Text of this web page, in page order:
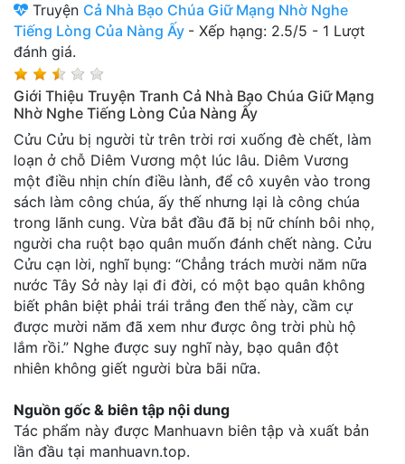
Trọng sinh
Tu Tiên
Xuyên Không
Tin
Tức
Tải
App
Truyện Cả Nhà Bạo Chúa Giữ Mạng Nhờ Nghe
Tiếng Lòng Của Nàng Ấy - Xếp hạng: 2.5/5 - 1 Lượt
đánh giá.
Giới Thiệu Truyện Tranh Cả Nhà Bạo Chúa Giữ Mạng
Nhờ Nghe Tiếng Lòng Của Nàng Ấy
Cửu Cửu bị người từ trên trời rơi xuống đè chết, làm
loạn ở chỗ Diêm Vương một lúc lâu. Diêm Vương
một điều nhịn chín điều lành, để cô xuyên vào trong
sách làm công chúa, ấy thế nhưng lại là công chúa
trong lãnh cung. Vừa bắt đầu đã bị nữ chính bôi nhọ,
người cha ruột bạo quân muốn đánh chết nàng. Cửu
Cửu cạn lời, nghĩ bụng: “Chẳng trách mười năm nữa
nước Tây Sở này lại đi đời, có một bạo quân không
biết phân biệt phải trái trắng đen thế này, cầm cự
được mười năm đã xem như được ông trời phù hộ
lắm rồi.” Nghe được suy nghĩ này, bạo quân đột
nhiên không giết người bừa bãi nữa.
Nguồn gốc & biên tập nội dung
Tác phẩm này được Manhuavn biên tập và xuất bản
lần đầu tại manhuavn.top.